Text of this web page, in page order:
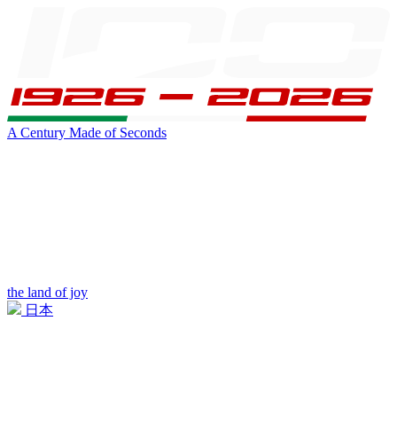
A Century Made of Seconds
the land of joy
日本